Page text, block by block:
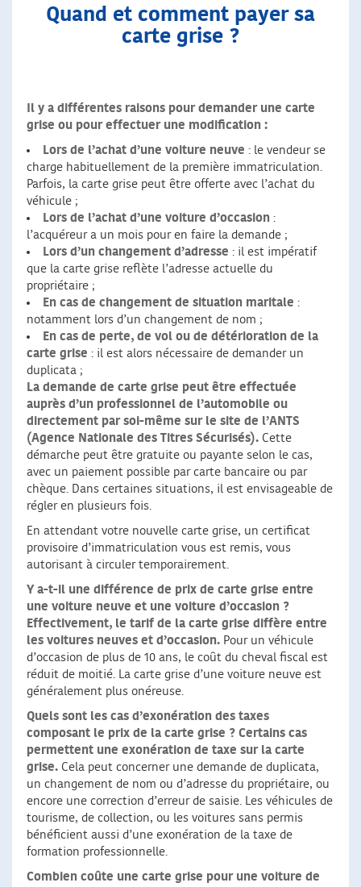
Quand et comment payer sa
carte grise ?
Il y a différentes raisons pour demander une carte
grise ou pour effectuer une modification :
Lors de l’achat d’une voiture neuve : le vendeur se
charge habituellement de la première immatriculation.
Parfois, la carte grise peut être offerte avec l’achat du
véhicule ;
Lors de l’achat d’une voiture d’occasion :
l’acquéreur a un mois pour en faire la demande ;
Lors d’un changement d’adresse : il est impératif
que la carte grise reflète l’adresse actuelle du
propriétaire ;
En cas de changement de situation maritale :
notamment lors d’un changement de nom ;
En cas de perte, de vol ou de détérioration de la
carte grise : il est alors nécessaire de demander un
duplicata ;
La demande de carte grise peut être effectuée
auprès d’un professionnel de l’automobile ou
directement par soi-même sur le site de l’ANTS
(Agence Nationale des Titres Sécurisés). Cette
démarche peut être gratuite ou payante selon le cas,
avec un paiement possible par carte bancaire ou par
chèque. Dans certaines situations, il est envisageable de
régler en plusieurs fois.
En attendant votre nouvelle carte grise, un certificat
provisoire d’immatriculation vous est remis, vous
autorisant à circuler temporairement.
Y a-t-il une différence de prix de carte grise entre
une voiture neuve et une voiture d’occasion ?
Effectivement, le tarif de la carte grise diffère entre
les voitures neuves et d’occasion. Pour un véhicule
d’occasion de plus de 10 ans, le coût du cheval fiscal est
réduit de moitié. La carte grise d’une voiture neuve est
généralement plus onéreuse.
Quels sont les cas d’exonération des taxes
composant le prix de la carte grise ? Certains cas
permettent une exonération de taxe sur la carte
grise. Cela peut concerner une demande de duplicata,
un changement de nom ou d’adresse du propriétaire, ou
encore une correction d’erreur de saisie. Les véhicules de
tourisme, de collection, ou les voitures sans permis
bénéficient aussi d’une exonération de la taxe de
formation professionnelle.
Combien coûte une carte grise pour une voiture de